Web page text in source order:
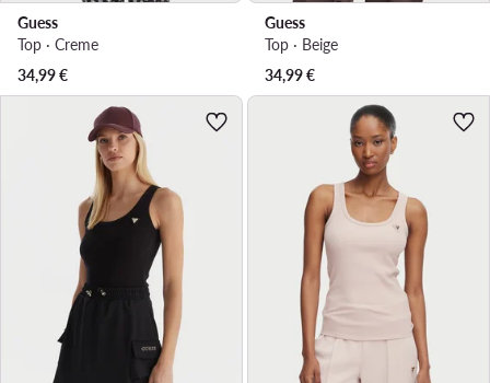
Guess
Top · Creme
34,99€
Guess
Top · Beige
34,99€